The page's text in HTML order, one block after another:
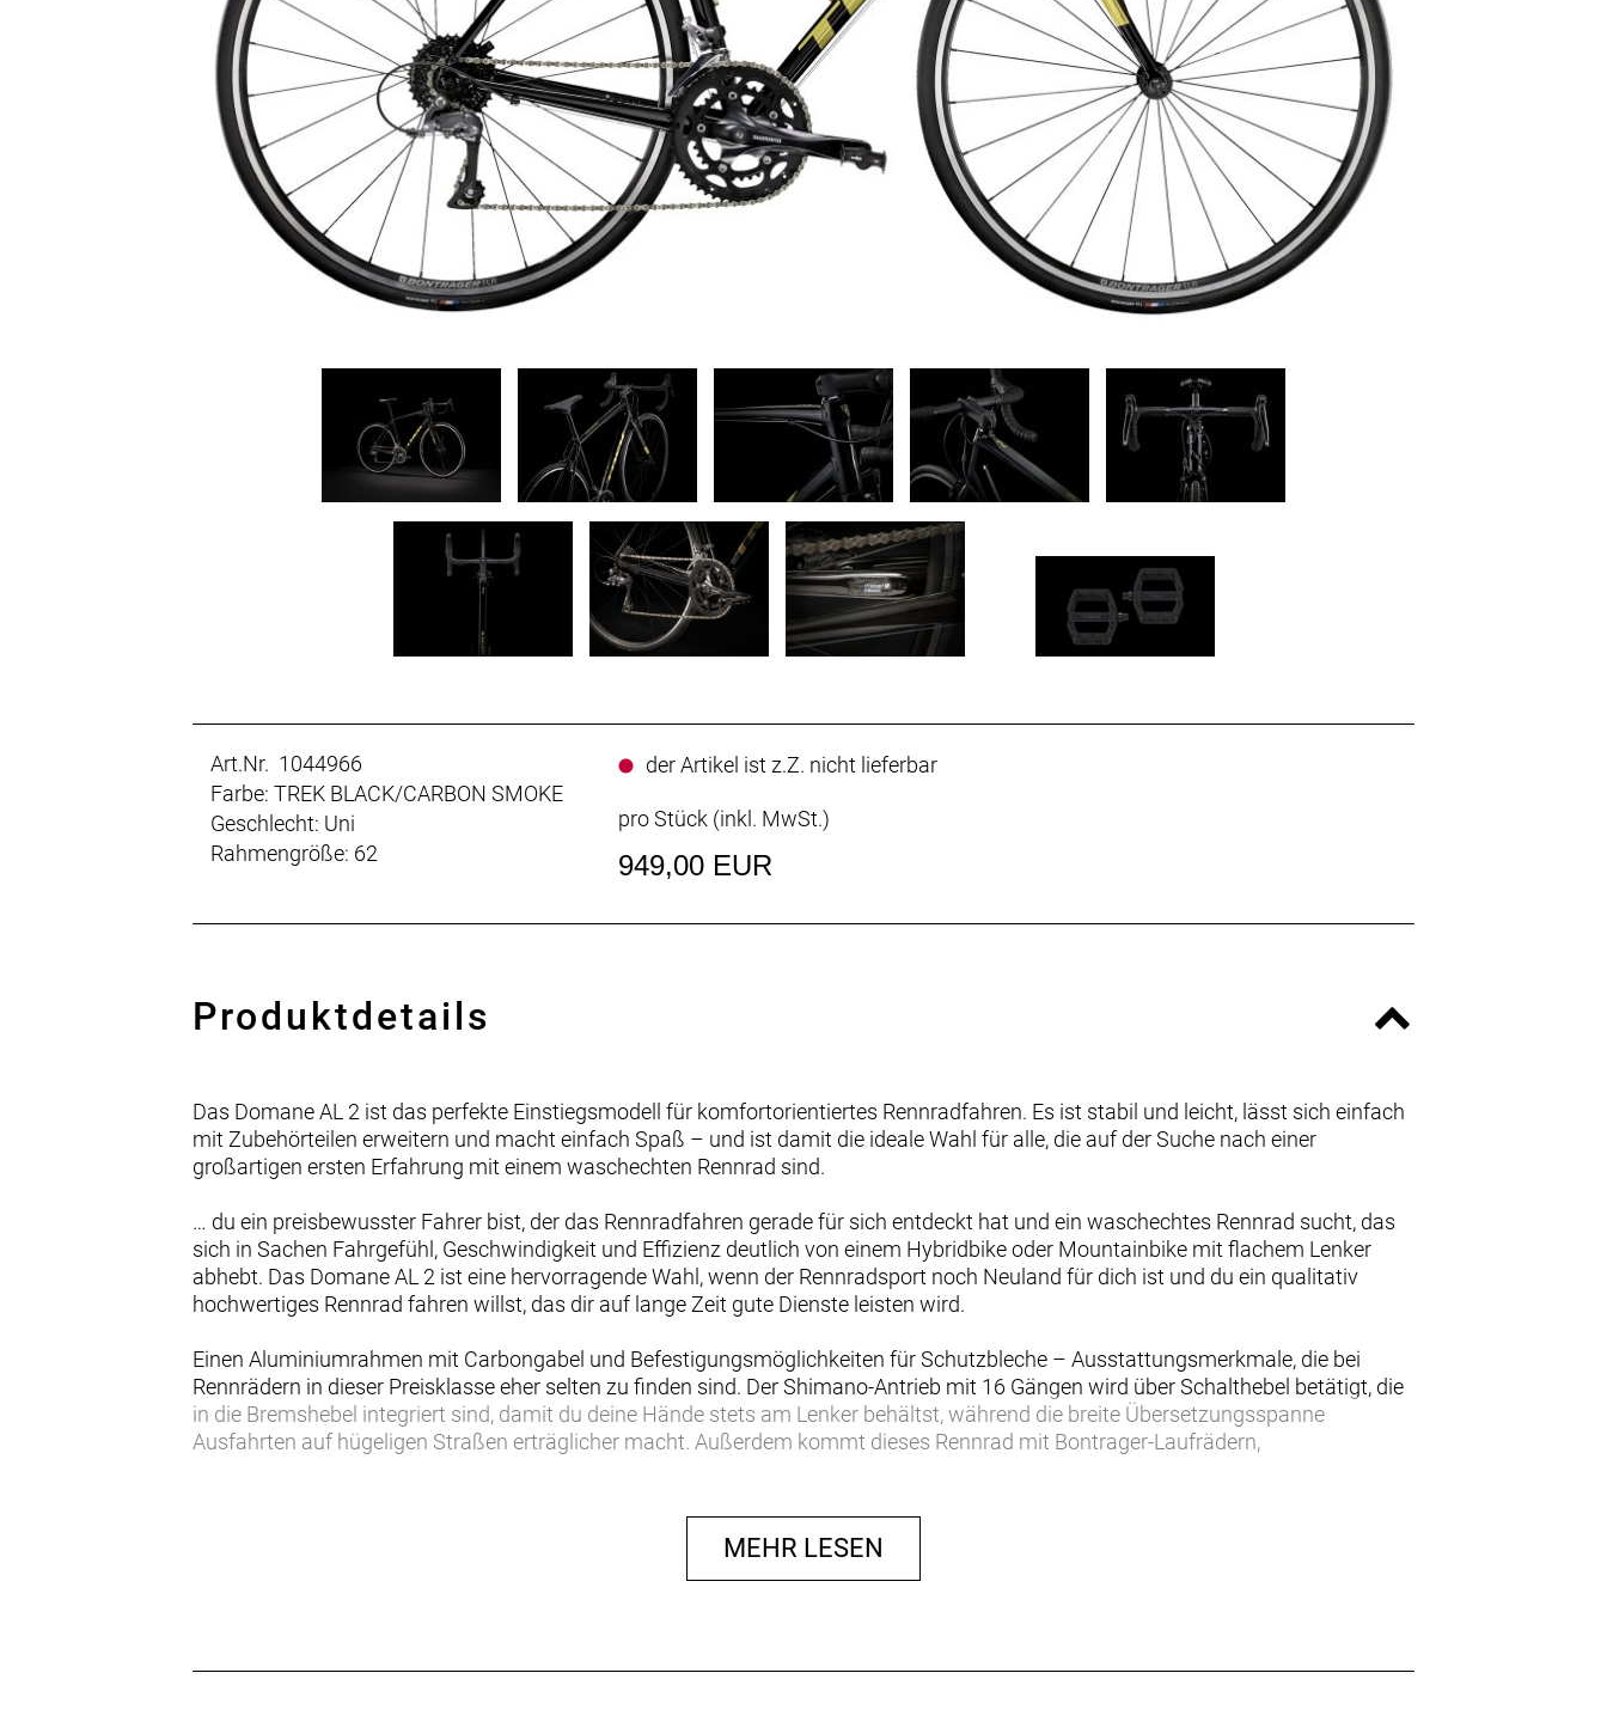
Art.Nr. 1044966
Farbe: TREK BLACK/CARBON SMOKE
Geschlecht: Uni
Rahmengröße: 62
der Artikel ist z.Z. nicht lieferbar
pro Stück (inkl. MwSt.)
949,00 EUR
Produktdetails
Das Domane AL 2 ist das perfekte Einstiegsmodell für komfortorientiertes Rennradfahren. Es ist stabil und leicht, lässt sich einfach
mit Zubehörteilen erweitern und macht einfach Spaß – und ist damit die ideale Wahl für alle, die auf der Suche nach einer
großartigen ersten Erfahrung mit einem waschechten Rennrad sind.
… du ein preisbewusster Fahrer bist, der das Rennradfahren gerade für sich entdeckt hat und ein waschechtes Rennrad sucht, das
sich in Sachen Fahrgefühl, Geschwindigkeit und Effizienz deutlich von einem Hybridbike oder Mountainbike mit flachem Lenker
abhebt. Das Domane AL 2 ist eine hervorragende Wahl, wenn der Rennradsport noch Neuland für dich ist und du ein qualitativ
hochwertiges Rennrad fahren willst, das dir auf lange Zeit gute Dienste leisten wird.
Einen Aluminiumrahmen mit Carbongabel und Befestigungsmöglichkeiten für Schutzbleche – Ausstattungsmerkmale, die bei
Rennrädern in dieser Preisklasse eher selten zu finden sind. Der Shimano-Antrieb mit 16 Gängen wird über Schalthebel betätigt, die
in die Bremshebel integriert sind, damit du deine Hände stets am Lenker behältst, während die breite Übersetzungsspanne
Ausfahrten auf hügeligen Straßen erträglicher macht. Außerdem kommt dieses Rennrad mit Bontrager-Laufrädern,
Das Domane AL 2 markiert den idealen Einstieg in die komfortorientierte Rennradklasse. Es überzeugt mit einer großartigen, auf
Geschwindigkeit ausgelegten Geometrie, die allerdings weniger aggressiv als die der Rennmaschinen der Tour de France ist.
Außerdem ist es durch unsere lebenslange Garantie abgedeckt.
MEHR LESEN